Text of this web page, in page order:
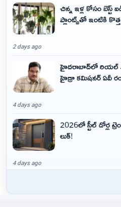
చిన్న ఇళ్ల కోసం
ప్లాంట్స్‌తో ఇంటికి
2 days ago
హైదరాబాద్‌లో రియల్
హైడ్రా కమిషనర్ ఏవీ
4 days ago
2026లో స్టీల్ డోర్ల
లుక్!
4 days ago